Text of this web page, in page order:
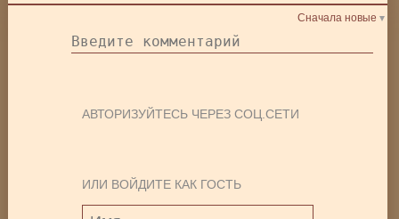
Сначала новые
АВТОРИЗУЙТЕСЬ ЧЕРЕЗ СОЦ.СЕТИ
ИЛИ ВОЙДИТЕ КАК ГОСТЬ